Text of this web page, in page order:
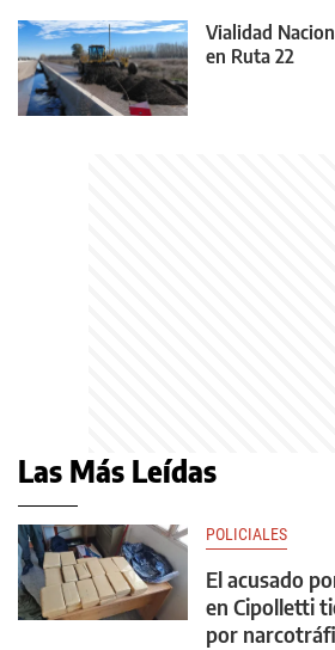
Vialidad
en Ruta 22
Las Más Leídas
POLICIALES
El acusado
en Cipolletti
por